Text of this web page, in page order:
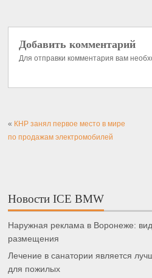
Добавить комментарий
Для отправки комментария вам
« КНР занял первое место в мире
по продажам электромобилей
Новости ICE BMW
Наружная реклама в Воронеже:
размещения
Лечение в санатории является
для пожилых